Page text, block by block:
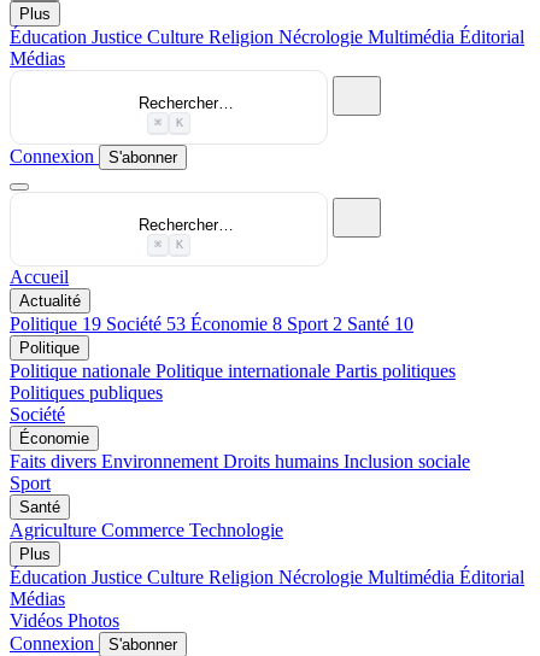
Plus
Éducation Justice Culture Religion Nécrologie Multimédia Éditorial
Médias
Rechercher…
⌘ K
Connexion S'abonner
Rechercher…
⌘ K
Accueil
Actualité
Politique 19 Société 53 Économie 8 Sport 2 Santé 10
Politique
Politique nationale Politique internationale Partis politiques
Politiques publiques
Société
Économie
Faits divers Environnement Droits humains Inclusion sociale
Sport
Santé
Agriculture Commerce Technologie
Plus
Éducation Justice Culture Religion Nécrologie Multimédia Éditorial
Médias
Vidéos Photos
Connexion
S'abonner